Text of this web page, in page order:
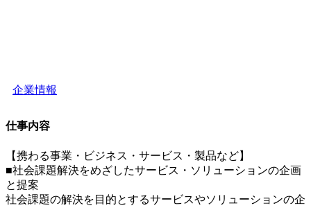
企業情報
仕事内容
【携わる事業・ビジネス・サービス・製品など】
■社会課題解決をめざしたサービス・ソリューションの企画
と提案
社会課題の解決を目的とするサービスやソリューションの企